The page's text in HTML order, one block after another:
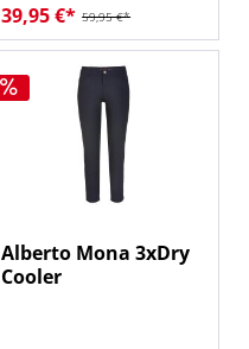
59,95 €*
39,95 €*
Alberto Mona 3xDry
Cooler